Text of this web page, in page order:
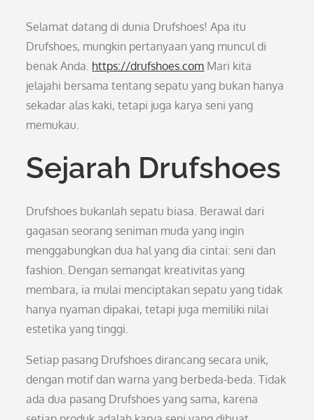
Selamat datang di dunia Drufshoes! Apa itu
Drufshoes, mungkin pertanyaan yang muncul di
benak Anda. https://drufshoes.com Mari kita
jelajahi bersama tentang sepatu yang bukan hanya
sekadar alas kaki, tetapi juga karya seni yang
memukau.
Sejarah Drufshoes
Drufshoes bukanlah sepatu biasa. Berawal dari
gagasan seorang seniman muda yang ingin
menggabungkan dua hal yang dia cintai: seni dan
fashion. Dengan semangat kreativitas yang
membara, ia mulai menciptakan sepatu yang tidak
hanya nyaman dipakai, tetapi juga memiliki nilai
estetika yang tinggi.
Setiap pasang Drufshoes dirancang secara unik,
dengan motif dan warna yang berbeda-beda. Tidak
ada dua pasang Drufshoes yang sama, karena